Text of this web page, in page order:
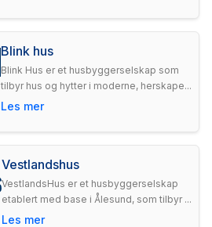
Blink hus
Blink Hus er et husbyggerselskap som
tilbyr hus og hytter i moderne, herskape...
Les mer
Vestlandshus
VestlandsHus er et husbyggerselskap
etablert med base i Ålesund, som tilbyr ...
Les mer